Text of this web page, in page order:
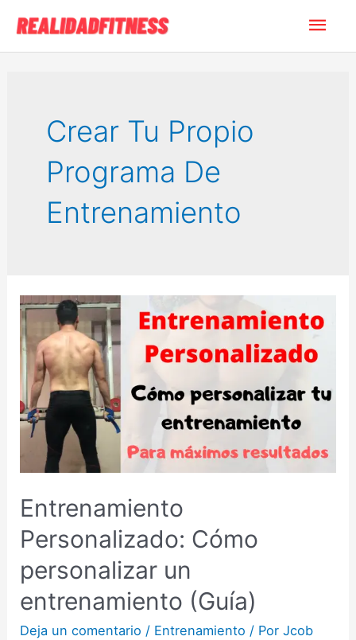
contenido
Crear Tu Propio
Programa De
Entrenamiento
Entrenamiento
Personalizado: Cómo
personalizar un
entrenamiento (Guía)
Deja un comentario / Entrenamiento / PorJcob